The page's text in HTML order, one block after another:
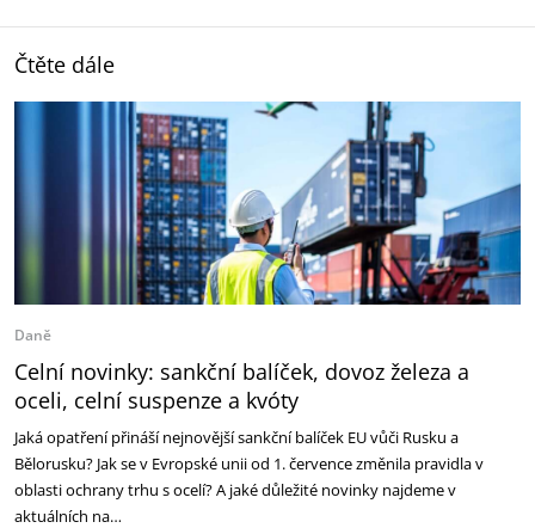
Čtěte dále
Daně
Celní novinky: sankční balíček, dovoz železa a
oceli, celní suspenze a kvóty
Jaká opatření přináší nejnovější sankční balíček EU vůči Rusku a
Bělorusku? Jak se v Evropské unii od 1. července změnila pravidla v
oblasti ochrany trhu s ocelí? A jaké důležité novinky najdeme v
aktuálních na…